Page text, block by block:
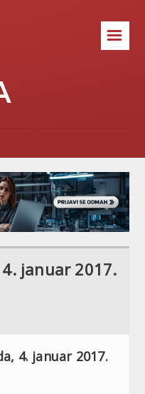
☰
januar 2017.
4. januar 2017.